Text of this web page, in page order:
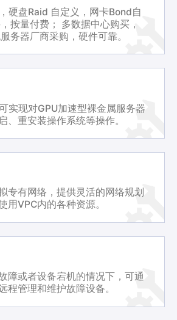
硬盘Raid 自定义，网卡Bond自
按量付费； 多数据中心购买，
务器厂商采购，硬件可靠。
实现对GPU加速型裸金属服务器
、重安装操作系统等操作。
专有网络，提供灵活的网络规划
用VPC内的各种资源。
障或者设备宕机的情况下，可通
程管理和维护故障设备。